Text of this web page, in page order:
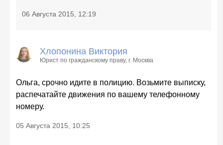
06 Августа 2015, 12:19
Хлопонина Виктория
Юрист по гражданскому праву, г. Москва
Ольга, срочно идите в полицию. Возьмите выписку,
распечатайте движения по вашему телефонному
номеру.
05 Августа 2015, 10:25